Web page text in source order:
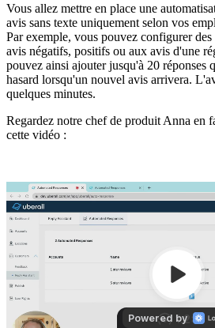
Vous allez mettre en place une
avis sans texte uniquement selon vos
Par exemple, vous pouvez configurer
avis négatifs, positifs ou aux avis d'une
pouvez ainsi ajouter jusqu'à 20 réponses
hasard lorsqu'un nouvel avis arrivera.
quelques minutes.
Regardez notre chef de produit Anna en
cette vidéo :